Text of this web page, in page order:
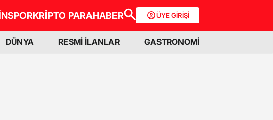
SPORKRİPTO PARAHABER ÜYE GİRİŞİ
DÜNYA RESMİ İLANLAR GASTRONOMİ